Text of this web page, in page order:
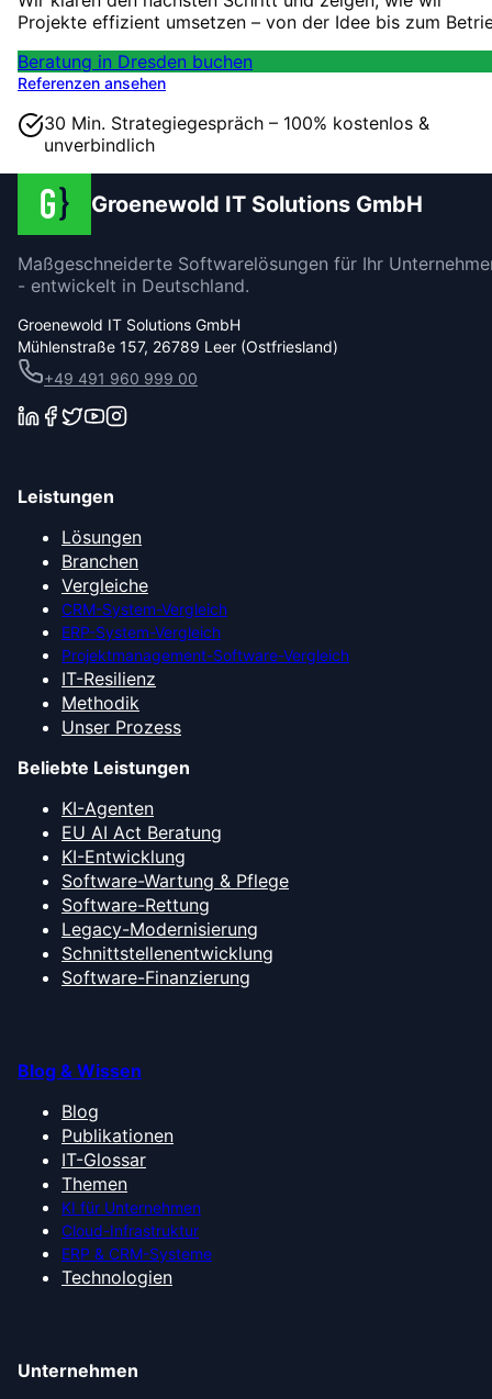
Projekte effizient umsetzen – von der Idee bis zum
Beratung in Dresden buchen
Referenzen ansehen
30 Min. Strategiegespräch – 100% kostenlos &
unverbindlich
Groenewold IT Solutions GmbH
Maßgeschneiderte Softwarelösungen für Ihr
- entwickelt in Deutschland.
Groenewold IT Solutions GmbH
Mühlenstraße 157, 26789 Leer (Ostfriesland)
+49 491 960 999 00
Leistungen
Lösungen
Branchen
Vergleiche
CRM-System-Vergleich
ERP-System-Vergleich
Projektmanagement-Software-Vergleich
IT-Resilienz
Methodik
Unser Prozess
Beliebte Leistungen
KI-Agenten
EU AI Act Beratung
KI-Entwicklung
Software-Wartung & Pflege
Software-Rettung
Legacy-Modernisierung
Schnittstellenentwicklung
Software-Finanzierung
Blog & Wissen
Blog
Publikationen
IT-Glossar
Themen
KI für Unternehmen
Cloud-Infrastruktur
ERP & CRM-Systeme
Technologien
Unternehmen